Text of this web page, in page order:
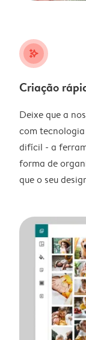
stars_plus
Criação
Deixe que a
com
difícil - a
forma de
que o seu